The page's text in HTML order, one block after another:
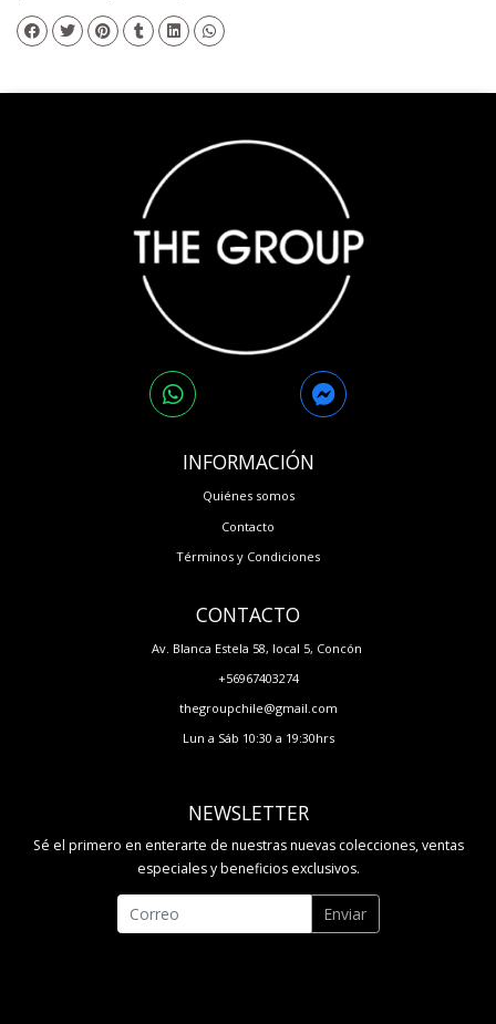
INFORMACIÓN
Quiénes somos
Contacto
Términos y Condiciones
CONTACTO
Av. Blanca Estela 58, local 5, Concón
+56967403274
thegroupchile@gmail.com
Lun a Sáb 10:30 a 19:30hrs
NEWSLETTER
Sé el primero en enterarte de nuestras nuevas colecciones, ventas
especiales y beneficios exclusivos.
Enviar